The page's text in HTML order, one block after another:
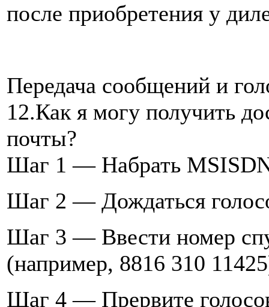
после приобретения у
Передача сообщений и
12.Как я могу получить
почты?
Шаг 1 — Набрать
Шаг 2 — Дождаться
Шаг 3 — Ввести номер
(например, 8816 310
Шаг 4 — Прервите